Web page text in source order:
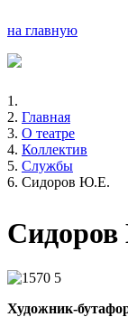
на главную
Главная
О театре
Коллектив
Службы
Сидоров Ю.Е.
Художник-